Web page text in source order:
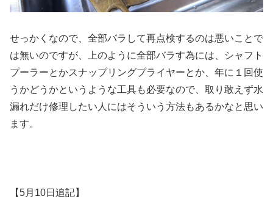
せっかくなので、全部バラして再点検するのは悪いことで
は無いのですが、上のように全部バラす為には、シャフト
プーラーとかスナップリングプライヤーとか、年に１回使
うかどうかというような工具も必要なので、取り敢えず水
漏れだけ修理したい人にはそういう方法もあるかなと思い
ます。
【5月10日追記】